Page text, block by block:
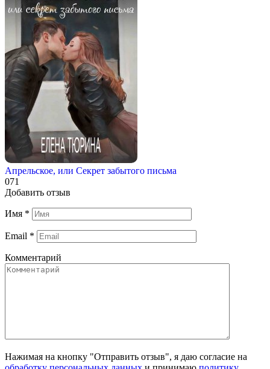
Апрельское, или Секрет забытого письма
071
Добавить отзыв
Имя *
Email *
Комментарий
Нажимая на кнопку "Отправить отзыв", я даю согласие на